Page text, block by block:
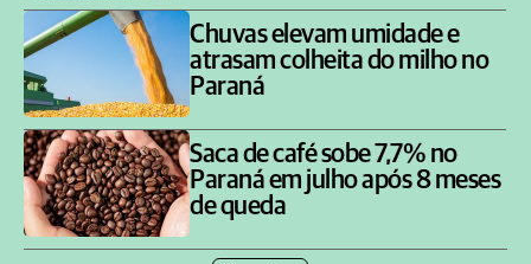
Chuvas elevam umidade e
atrasam colheita do milho no
Paraná
Saca de café sobe 7,7% no
Paraná em julho após 8 meses
de queda